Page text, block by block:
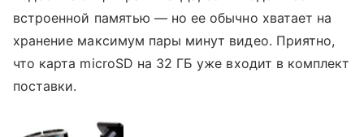
встроенной памятью — но ее обычно хватает на
хранение максимум пары минут видео. Приятно,
что карта microSD на 32 ГБ уже входит в комплект
поставки.